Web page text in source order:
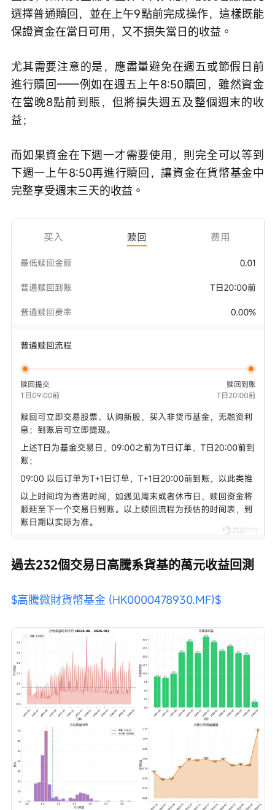
選擇普通贖回，並在上午9點前完成操作，這樣既能
保證資金在當日可用，又不損失當日的收益。
尤其需要注意的是，應盡量避免在週五或節假日前
進行贖回——例如在週五上午8:50贖回，雖然資金
在當晚8點前到賬，但將損失週五及整個週末的收
益；
而如果資金在下週一才需要使用，則完全可以等到
下週一上午8:50再進行贖回，讓資金在貨幣基金中
完整享受週末三天的收益。
過去232個交易日高騰系貨基的萬元收益回測
$高騰微財貨幣基金 (HK0000478930.MF)$